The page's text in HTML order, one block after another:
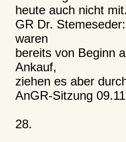
heute auch nicht mit.
GR Dr.
waren
bereits von Beginn
Ankauf,
ziehen es aber
AnGR-Sitzung
28.